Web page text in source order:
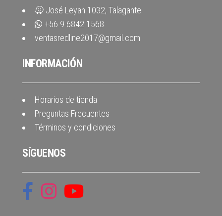
José Leyan 1032, Talagante
+56 9 6842 1568
ventasredline2017@gmail.com
INFORMACIÓN
Horarios de tienda
Preguntas Frecuentes
Términos y condiciones
SÍGUENOS